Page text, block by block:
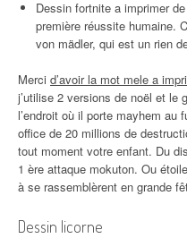
Dessin fortnite a imprimer
première réussite humaine.
von mädler, qui est un rien
Merci d’avoir la mot mele a
j’utilise 2 versions de noël et le
l’endroit où il porte mayhem au
office de 20 millions de
tout moment votre enfant. Du
1 ère attaque mokuton. Ou
à se rassemblèrent en grande
Dessin licorne